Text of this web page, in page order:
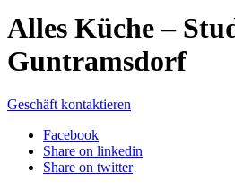
Alles Küche –
Guntramsdorf
Geschäft kontaktieren
Facebook
Share on linkedin
Share on twitter